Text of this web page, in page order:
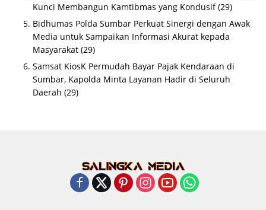
Kunci Membangun Kamtibmas yang Kondusif (29)
Bidhumas Polda Sumbar Perkuat Sinergi dengan Awak
Media untuk Sampaikan Informasi Akurat kepada
Masyarakat (29)
Samsat KiosK Permudah Bayar Pajak Kendaraan di
Sumbar, Kapolda Minta Layanan Hadir di Seluruh
Daerah (29)